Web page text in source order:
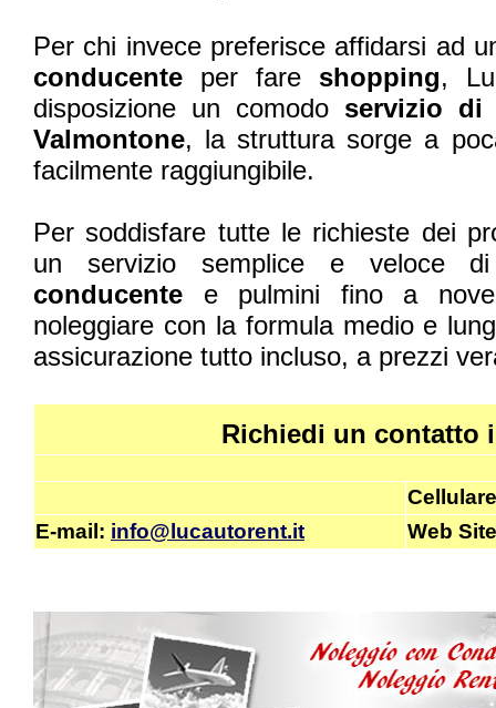
Per chi invece preferisce affidarsi ad
conducente per fare shopping,
disposizione un comodo servizio di
Valmontone, la struttura sorge a
facilmente raggiungibile.
Per soddisfare tutte le richieste dei
un servizio semplice e veloce
conducente e pulmini fino a
noleggiare con la formula medio e
assicurazione tutto incluso, a prezzi
Richiedi un contatto
Cellulare
E-mail : info@lucautorent.it Web Site